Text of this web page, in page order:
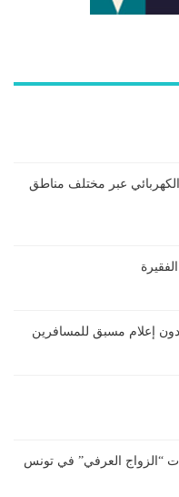
الكهربائي عبر مختلف مناطق
دون إعلام مسبق للمسافرين
“الزواج العرفي” في تونس